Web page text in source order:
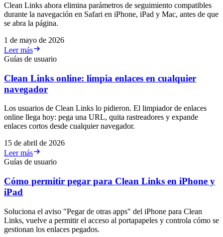
Clean Links ahora elimina parámetros de seguimiento compatibles
durante la navegación en Safari en iPhone, iPad y Mac, antes de que
se abra la página.
1 de mayo de 2026
Leer más
Guías de usuario
Clean Links online: limpia enlaces en cualquier
navegador
Los usuarios de Clean Links lo pidieron. El limpiador de enlaces
online llega hoy: pega una URL, quita rastreadores y expande
enlaces cortos desde cualquier navegador.
15 de abril de 2026
Leer más
Guías de usuario
Cómo permitir pegar para Clean Links en iPhone y
iPad
Soluciona el aviso "Pegar de otras apps" del iPhone para Clean
Links, vuelve a permitir el acceso al portapapeles y controla cómo se
gestionan los enlaces pegados.